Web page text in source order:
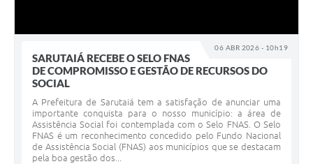
06 ABR 2026 - 10h19
SARUTAIÁ RECEBE O SELO FNAS
DE COMPROMISSO E GESTÃO DE RECURSOS DO
SOCIAL
A Prefeitura de Sarutaiá tem a satisfação de anunciar uma
importante conquista para o nosso município: a área de
Assistência Social foi contemplada com o Selo FNAS. O Selo
FNAS é um reconhecimento concedido pelo Fundo Nacional
de Assistência Social (FNAS) aos municípios que se destacam
pela boa gestão dos...